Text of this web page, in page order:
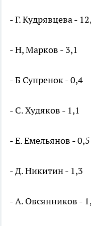
- Г. Кудрявцева -
- Н, Марков - 3,1
- Б Супренок - 0,4
- С. Худяков - 1,1
- Е. Емельянов - 0,5
- Д. Никитин - 1,3
- А. Овсянников -